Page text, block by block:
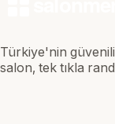
Türkiye'nin
salon, tek tıkla